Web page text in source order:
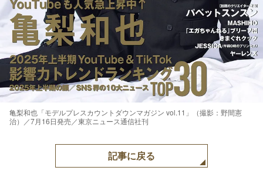
亀梨和也「モデルプレスカウントダウンマガジン vol.11」（撮影：野間憲
治）／7月16日発売／東京ニュース通信社刊
記事に戻る